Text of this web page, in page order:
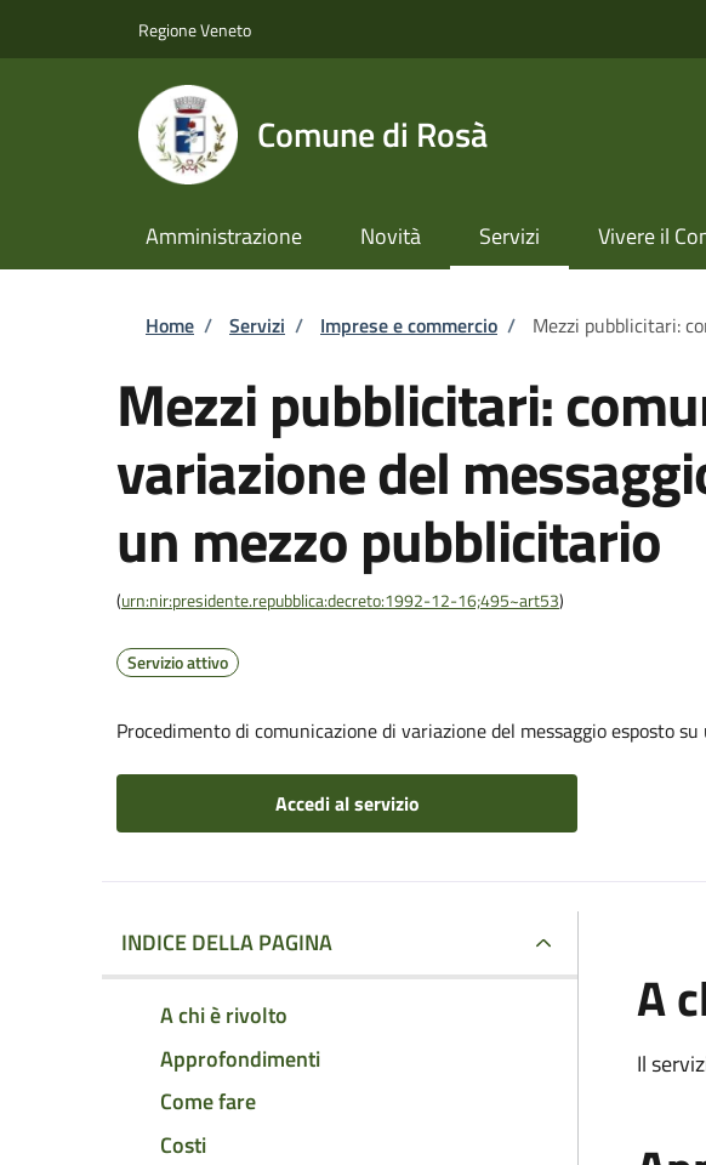
Regione Veneto
Comune di Rosà
Amministrazione Novità Servizi Vivere il
Briciole di pane
Home / Servizi / Imprese e commercio / Mezzi pubblicitari:
Mezzi pubblicitari:
variazione del
un mezzo pubblicitario
(urn:nir:presidente.repubblica:decreto:1992-12-16;495~art53)
Servizio attivo
Procedimento di comunicazione di variazione del messaggio esposto
Accedi al servizio
INDICE DELLA PAGINA
A chi è rivolto
Approfondimenti
Come fare
Costi
A
Il